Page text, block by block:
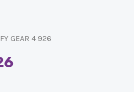
GEAR 4 926